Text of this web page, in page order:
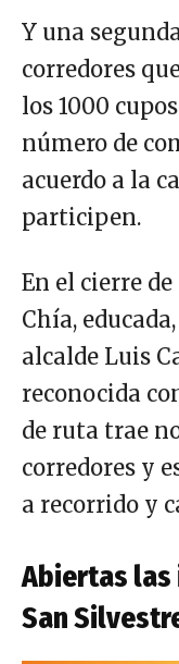
Y una
corredores
los 1000
número de
acuerdo a la
participen.
En el cierre
Chía,
alcalde Luis
reconocida
de ruta trae
corredores y
a recorrido y
Abiertas las
San